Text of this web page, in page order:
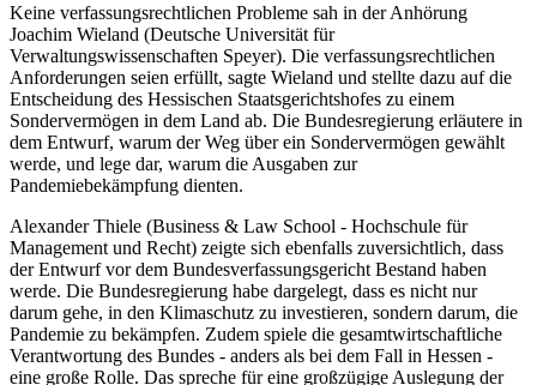
Keine verfassungsrechtlichen Probleme sah in der Anhörung
Joachim Wieland (Deutsche Universität für
Verwaltungswissenschaften Speyer). Die verfassungsrechtlichen
Anforderungen seien erfüllt, sagte Wieland und stellte dazu auf die
Entscheidung des Hessischen Staatsgerichtshofes zu einem
Sondervermögen in dem Land ab. Die Bundesregierung erläutere in
dem Entwurf, warum der Weg über ein Sondervermögen gewählt
werde, und lege dar, warum die Ausgaben zur
Pandemiebekämpfung dienten.
Alexander Thiele (Business & Law School - Hochschule für
Management und Recht) zeigte sich ebenfalls zuversichtlich, dass
der Entwurf vor dem Bundesverfassungsgericht Bestand haben
werde. Die Bundesregierung habe dargelegt, dass es nicht nur
darum gehe, in den Klimaschutz zu investieren, sondern darum, die
Pandemie zu bekämpfen. Zudem spiele die gesamtwirtschaftliche
Verantwortung des Bundes - anders als bei dem Fall in Hessen -
eine große Rolle. Das spreche für eine großzügige Auslegung der